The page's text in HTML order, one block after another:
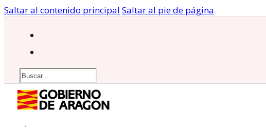
Saltar al contenido principal Saltar al pie de página
Buscar